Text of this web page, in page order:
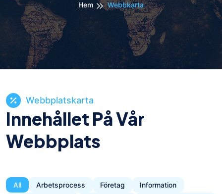
Hem Webbkarta
Webbplatskarta
Innehållet På Vår
Webbplats
All Arbetsprocess Företag
Information